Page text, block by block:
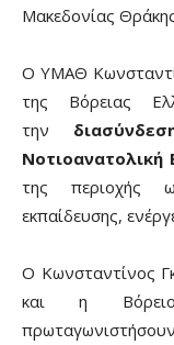
Μακεδονίας
Ο ΥΜΑΘ
της Βόρειας
την
της περιοχής
εκπαίδευσης,
Ο Κωνσταντίνος
και η